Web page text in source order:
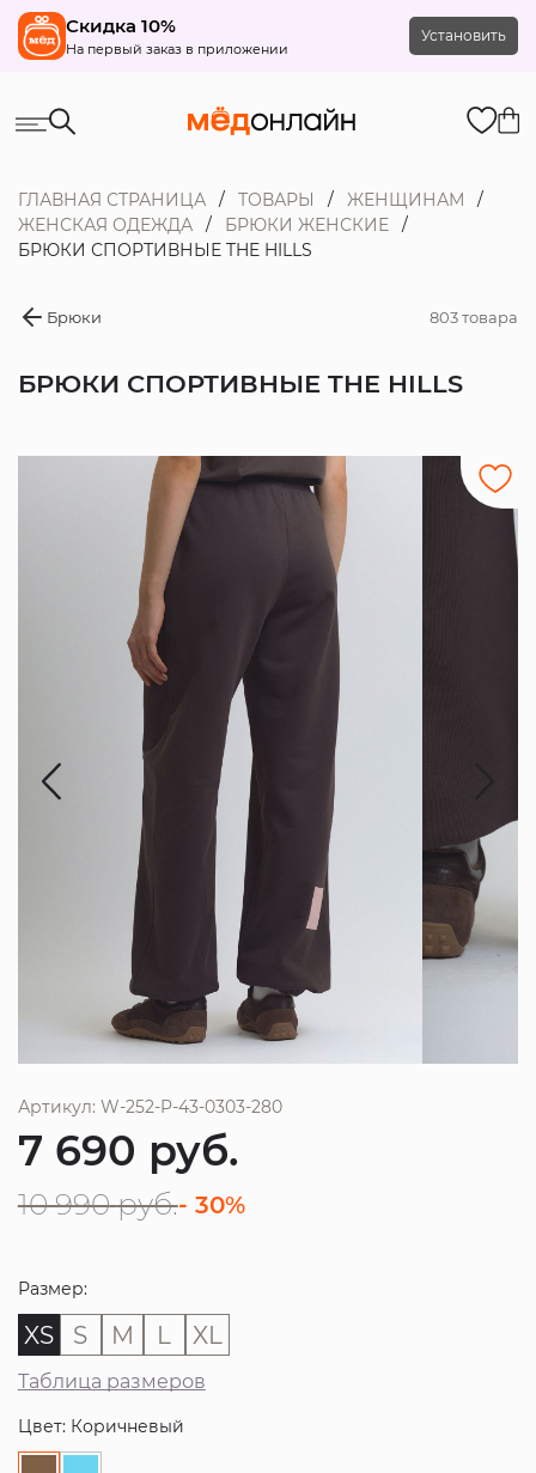
Скидка 10%
На первый заказ в приложении
Установить
ГЛАВНАЯ СТРАНИЦА ТОВАРЫ
ЖЕНЩИНАМ
ЖЕНСКАЯ ОДЕЖДА
БРЮКИ ЖЕНСКИЕ
БРЮКИ СПОРТИВНЫЕ THE HILLS
Брюки 803 товара
БРЮКИ СПОРТИВНЫЕ THE HILLS
Артикул: W-252-P-43-0303-280
7 690 руб.
10 990 руб.- 30%
Размер:
XS S M L XL
Таблица размеров
Цвет: Коричневый